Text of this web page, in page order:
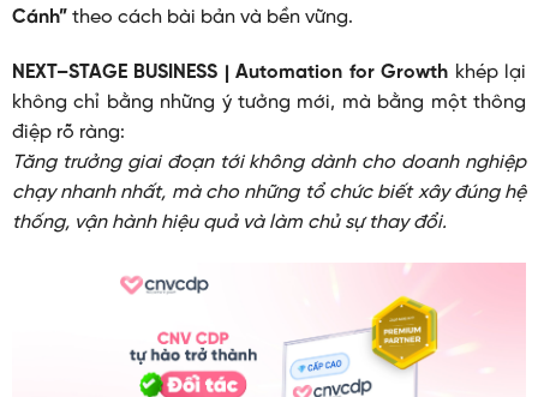
Cánh”theo cách bài bản và bền vững.
NEXT–STAGE BUSINESS | Automation for Growth khép lại
không chỉ bằng những ý tưởng mới, mà bằng một thông
điệp rõ ràng:
Tăng trưởng giai đoạn tới không dành cho doanh nghiệp
chạy nhanh nhất, mà cho những tổ chức biết xây đúng hệ
thống, vận hành hiệu quả và làm chủ sự thay đổi.